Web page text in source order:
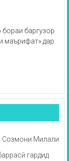
бораи баргузор
маърифат» дар
Созмони Милали
гардид